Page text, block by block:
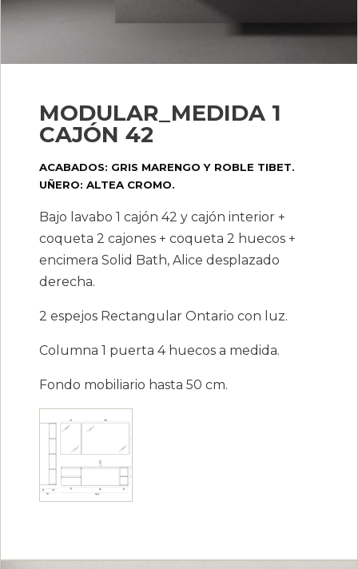
MODULAR_MEDIDA 1
CAJÓN 42
ACABADOS: GRIS MARENGO Y ROBLE TIBET.
UÑERO: ALTEA CROMO.
Bajo lavabo 1 cajón 42 y cajón interior +
coqueta 2 cajones + coqueta 2 huecos +
encimera Solid Bath, Alice desplazado
derecha.
2 espejos Rectangular Ontario con luz.
Columna 1 puerta 4 huecos a medida.
Fondo mobiliario hasta 50 cm.